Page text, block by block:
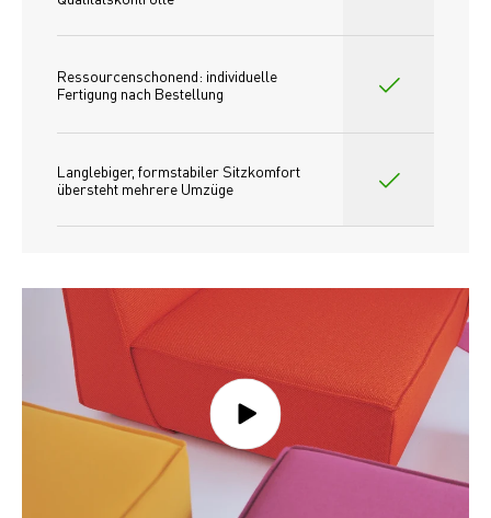
Ressourcenschonend: individuelle
Fertigung nach Bestellung
Langlebiger, formstabiler Sitzkomfort
übersteht mehrere Umzüge